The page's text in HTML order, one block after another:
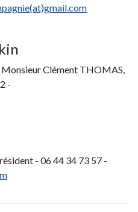
Clément THOMAS,
-
- 06 44 34 73 57 -